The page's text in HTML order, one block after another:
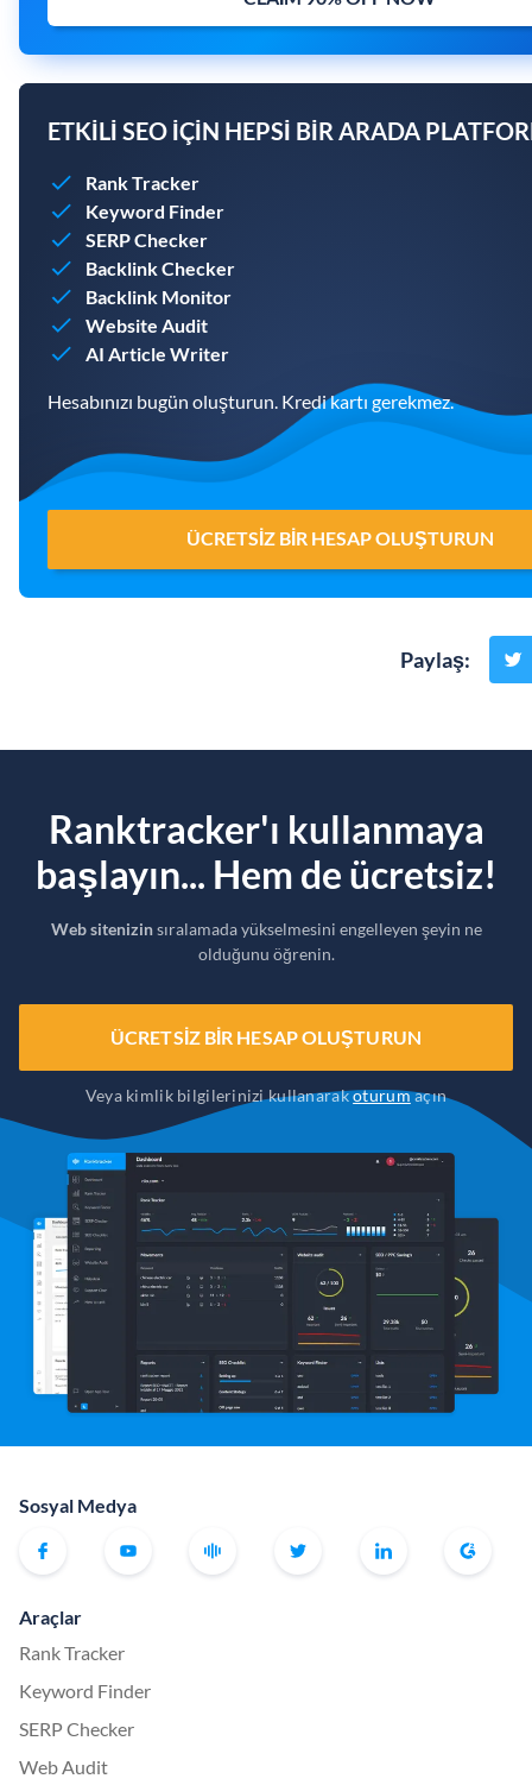
ETKILI SEO IÇIN HEPSI BIR ARADA
Rank Tracker
Keyword Finder
SERP Checker
Backlink Checker
Backlink Monitor
Website Audit
AI Article Writer
Hesabınızı bugün oluşturun. Kredi kartı gerekmez.
ÜCRETSIZ BIR HESAP OLUŞTURUN
Paylaş:
Ranktracker'ı kullanmaya
başlayın... Hem de ücretsiz!
Web sitenizinsıralamada yükselmesini engelleyen şeyin ne
olduğunu öğrenin.
ÜCRETSIZ BIR HESAP OLUŞTURUN
Veya kimlik bilgilerinizi kullanarakoturumaçın
Sosyal Medya
Araçlar
Rank Tracker
Keyword Finder
SERP Checker
Web Audit